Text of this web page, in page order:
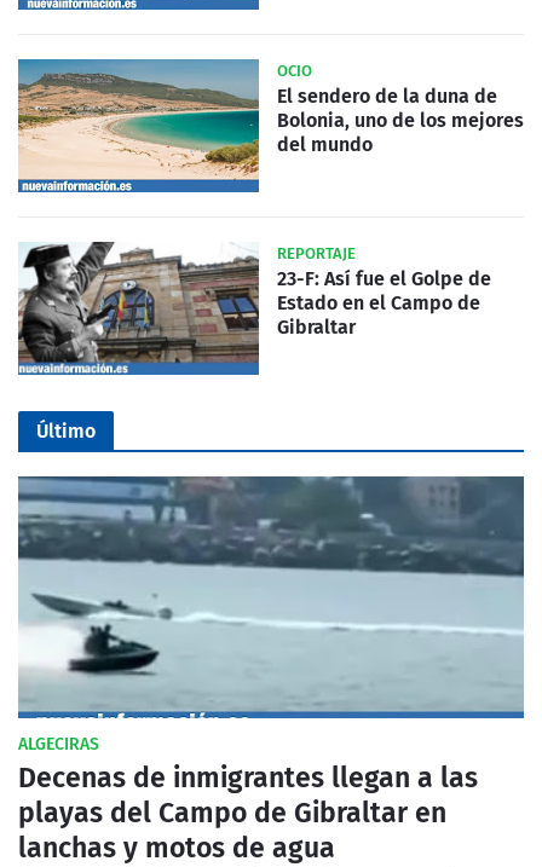
OCIO
El sendero de la duna de
Bolonia, uno de los mejores
del mundo
REPORTAJE
23-F: Así fue el Golpe de
Estado en el Campo de
Gibraltar
Último
ALGECIRAS
Decenas de inmigrantes llegan a las
playas del Campo de Gibraltar en
lanchas y motos de agua